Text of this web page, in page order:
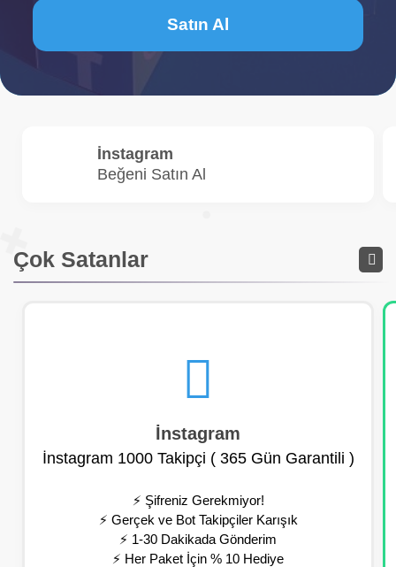
Satın Al
İnstagram
Beğeni Satın Al
Çok Satanlar
İnstagram
İnstagram 1000 Takipçi ( 365 Gün Garantili )
⚡ Şifreniz Gerekmiyor!
⚡ Gerçek ve Bot Takipçiler Karışık
⚡ 1-30 Dakikada Gönderim
⚡ Her Paket İçin % 10 Hediye